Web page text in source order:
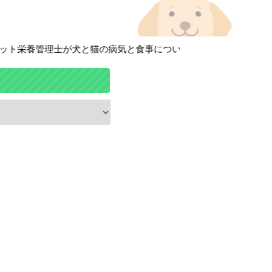
養管理士が犬と猫の病気と食事について徹底解説しています！